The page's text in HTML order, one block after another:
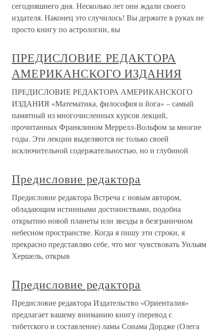
сегодняшнего дня. Несколько лет они ждали своего
издателя. Наконец это случилось! Вы держите в руках не
просто книгу по астрологии, вы
ПРЕДИСЛОВИЕ РЕДАКТОРА
АМЕРИКАНСКОГО ИЗДАНИЯ
ПРЕДИСЛОВИЕ РЕДАКТОРА АМЕРИКАНСКОГО
ИЗДАНИЯ «Математика, философия и йога» – самый
памятный из многочисленных курсов лекций,
прочитанных Франклином Меррелл-Вольфом за многие
годы. Эти лекции выделяются не только своей
исключительной содержательностью, но и глубиной
Предисловие редактора
Предисловие редактора Встреча с новым автором,
обладающим истинными достоинствами, подобна
открытию новой планеты или звезды в безграничном
небесном пространстве. Когда я пишу эти строки, я
прекрасно представляю себе, что мог чувствовать Уильям
Хершель, открыв
Предисловие редактора
Предисловие редактора Издательство «Ориенталия»
предлагает вашему вниманию книгу (перевод с
тибетского и составление) ламы Сонама Дордже (Олега